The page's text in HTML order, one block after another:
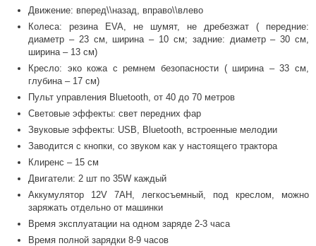
Движение: вперед\\назад, вправо\\влево
Колеса: резина EVA, не шумят, не дребезжат ( передние:
диаметр – 23 см, ширина – 10 см; задние: диаметр – 30 см,
ширина – 13 см)
Кресло: эко кожа с ремнем безопасности ( ширина – 33 см,
глубина – 17 см)
Пульт управления Bluetooth, от 40 до 70 метров
Световые эффекты: свет передних фар
Звуковые эффекты: USB, Bluetooth, встроенные мелодии
Заводится с кнопки, со звуком как у настоящего трактора
Клиренс – 15 см
Двигатели: 2 шт по 35W каждый
Аккумулятор 12V 7AH, легкосъемный, под креслом, можно
заряжать отдельно от машинки
Время эксплуатации на одном заряде 2-3 часа
Время полной зарядки 8-9 часов